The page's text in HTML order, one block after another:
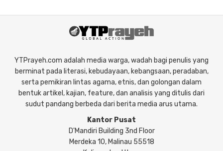
YTPrayeh.com adalah media warga, wadah bagi penulis yang
berminat pada literasi, kebudayaan, kebangsaan, peradaban,
serta pemikiran lintas agama, etnis, dan golongan dalam
bentuk artikel, kajian, feature, dan analisis yang ditulis dari
sudut pandang berbeda dari berita media arus utama.
Kantor Pusat
D'Mandiri Building 3nd Floor
Merdeka 10, Malinau 55518